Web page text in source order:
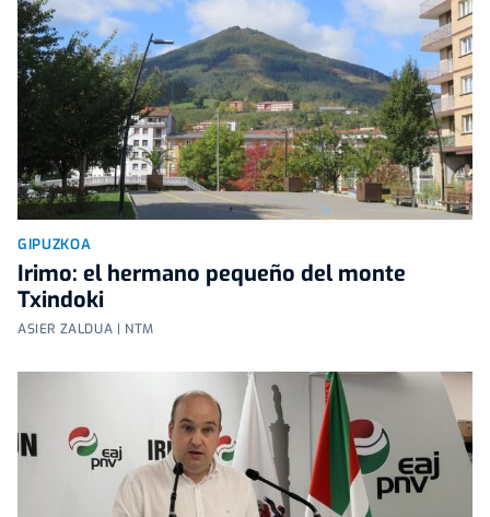
GIPUZKOA
Irimo: el hermano pequeño del monte
Txindoki
ASIER ZALDUA | NTM